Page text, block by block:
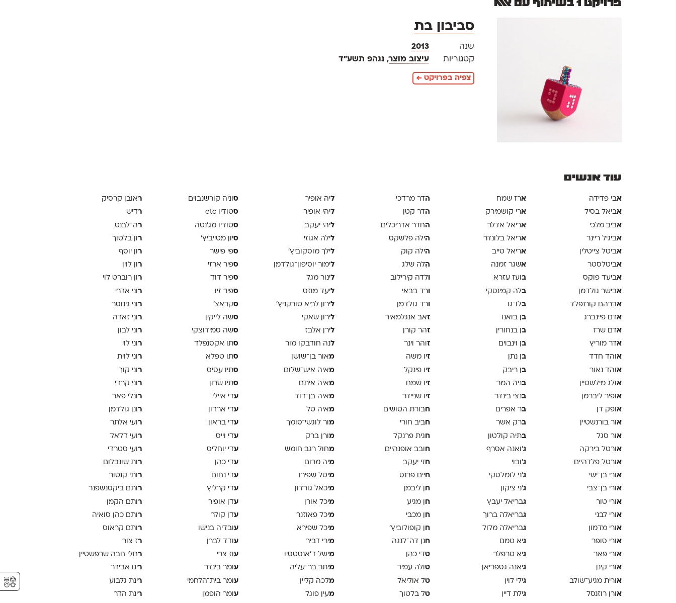
פרויקט 1 בשיתוף עם אאא
סביבון בת
שנה
2013
קטגוריות
עיצוב מוצר, נגהפ תשע"ד
צפיה בפרויקט ←
עוד אנשים
אבי פדידה
אביאל בסיל
אביב מלכי
אביגיל ריינר
אביטל צייטלין
אביטלסטר
אביעד פוקס
אבישר גולדמן
אברהם קורנפלד
אדם פיינברג
אדם שרז
אדר מוריץ
אוהד חדד
אוהד נאור
אולג מילשטיין
אופיר ליברמן
אופק דן
אור בורנשטיין
אור סגל
אורטל בירקה
אורטל פלדהיים
אורי בן־ישי
אורי בן־צבי
אורי טור
אורי לבני
אורי מדמון
אורי סופר
אורי פאר
אורי קינן
אורית מגיע־שולב
אורן רוזנסל
ארז שמח
ארי קושמירק
אריאל אדלר
אריאל בלונדר
אריאל טייב
אשגר זמנה
ב ועז עזרא
בלה קמינסקי
בְּלוּ־גוּ
ב ן בואנו
ב ן בנחורין
ב ן וינבוים
ב ן נתן
ב ן ריבק
בניה המר
בנצי בינדר
בר אפרים
ברק אשר
בתיה קולטון
ג'ואנה אסרף
ג'וּבּוֹי
ג׳ני לומלסקי
ג׳ני ציקון
גבריאל יעבץ
גבריאלה ברוך
גבריאלה מלול
גיא טמם
גיא טרפלר
גיאנה גספריאן
גילי לוין
גילת דיין
הדר מרדכי
הדר קטן
החדר אדריכלים
הילה פלשקס
הילה קוק
הִלה שלג
ולדה קירילוב
ורד בבאי
ורד גולדמן
זאב אנגלמאיר
זהר קורן
זוהר וינר
זיו משה
זיו פינקל
זיו שמח
זיו שניידר
חבורת הטושים
חביב חורי
חגית פרנקל
ח ובב אופנהיים
ח זי יעקב
חיים פרנס
ח ן ליבמן
ח ן מגיע
ח ן מכבי
ח ן קופולוביץ'
חנן דה־לנגה
טדי כהן
טולה עמיר
טל אוליאל
טל בלטוך
ליה אופיר
ליהי אופיר
ליהי יעקב
לילה אגוזי
לילך מוסקוביץ'
לימור יוסיפון־גולדמן
לינור מגל
ליעד מוזס
לירון לביא טורקניץ׳
לירון שאקי
לירן אלבז
לנה חודבקו מור
מאור בן־שושן
מאיה איש־שלום
מאיה איתם
מאיה בן־דוד
מאיה טל
מ ור לוגשי־סומך
מ ורן ברק
מחול רגב חומש
מיה מרום
מיטל שפירו
מיכאל גורדון
מיכל אורן
מיכל פאוזנר
מיכל שפירא
מירי דביר
מישל ד׳אנסטסיו
מיתר בר־עליה
מלכה קליין
מעין פוגל
ס וניה קורשנבוים
סטודיו etc
סטודיו מג'נטה
סיון מטייביץ׳
ספי פישר
ספיר ארזי
ספיר דוד
ספיר זיו
סקראצ׳
סשה לייקין
סשה סמידוצקי
סתו אקסנפלד
סתו טפלא
סתיו עסיס
סתיו שרון
עדי איילי
עדי ארדון
עדי בראון
עדי וייס
עדי יוחליס
עדי כהן
עדי נחום
עדי קרליץ
עדן אופיר
עדן קולר
ע ובדיה בנישו
ע ודד לברן
ע וז צרי
ע ומר בינדר
ע ומר בית־הלחמי
ע ומר הופמן
ראובן קרסיק
רדיש
רה־לבנט
רון בלטוך
רון יוסף
רון לוין
רון רוברט לוי
רוני אדרי
רוני גינוסר
רוני זאדה
רוני לבון
רוני לוי
רוני לוית
רוני קוך
רוני קרדי
רונלי פאר
רונן גולדמן
רועי אלתר
רועי דלאל
רועי סטרדי
רות שונבלום
רותי קנטור
רותם ביקסנשפנר
רותם הקמן
רותם כהן סואיה
רותם קראוס
רז צור
רחלי חבה שרפשטיין
רינו אבידר
רינת גלבוע
רינת הדר
⚥︎